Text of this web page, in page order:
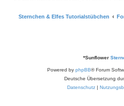
Sternchen & Elfes Tutorialstübchen
*Sunflower
Powered by phpBB® Forum
Deutsche Übersetzung
Datenschutz |